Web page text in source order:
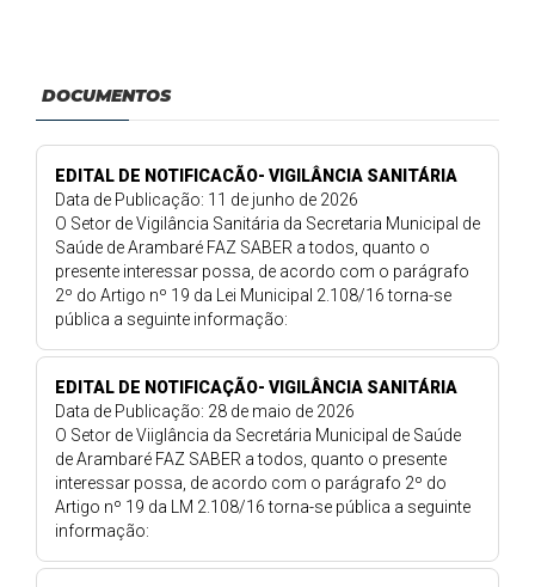
DOCUMENTOS
EDITAL DE NOTIFICACÃO- VIGILÂNCIA SANITÁRIA
Data de Publicação: 11 de junho de 2026
O Setor de Vigilância Sanitária da Secretaria Municipal de
Saúde de Arambaré FAZ SABER a todos, quanto o
presente interessar possa, de acordo com o parágrafo
2º do Artigo nº 19 da Lei Municipal 2.108/16 torna-se
pública a seguinte informação:
EDITAL DE NOTIFICAÇÃO- VIGILÂNCIA SANITÁRIA
Data de Publicação: 28 de maio de 2026
O Setor de Viiglância da Secretária Municipal de Saúde
de Arambaré FAZ SABER a todos, quanto o presente
interessar possa, de acordo com o parágrafo 2º do
Artigo nº 19 da LM 2.108/16 torna-se pública a seguinte
informação: